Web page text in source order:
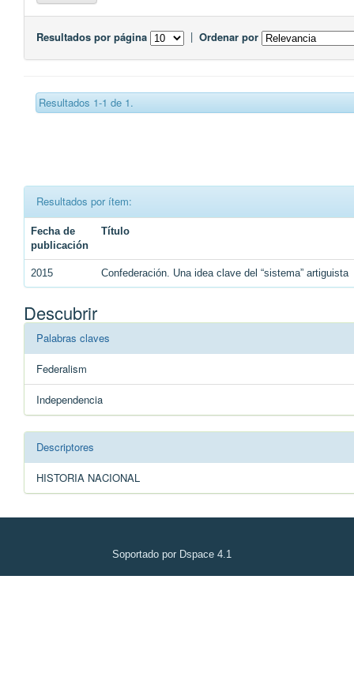
Resultados por página | Ordenar por
Resultados 1-1 de 1.
Resultados por ítem:
Fecha de
publicación
Título
2015 Confederación. Una idea clave del “sistema” artiguista
Descubrir
Palabras claves
Federalism
Independencia
Descriptores
HISTORIA NACIONAL
Soportado por Dspace 4.1